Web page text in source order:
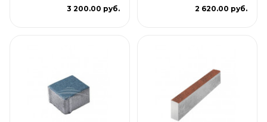
3 200.00 руб. 2 620.00 руб.